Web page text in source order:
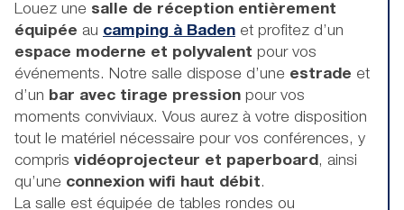
Louez une salle de réception entièrement
équipée au camping à Baden et profitez d’un
espace moderne et polyvalent pour vos
événements. Notre salle dispose d’une estrade et
d’un bar avec tirage pression pour vos
moments conviviaux. Vous aurez à votre disposition
tout le matériel nécessaire pour vos conférences, y
compris vidéoprojecteur et paperboard, ainsi
qu’une connexion wifi haut débit.
La salle est équipée de tables rondes ou